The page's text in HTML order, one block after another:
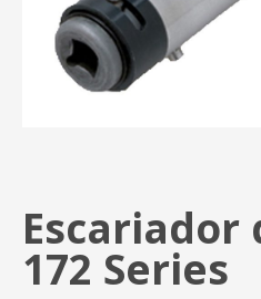
Escariador
172 Series